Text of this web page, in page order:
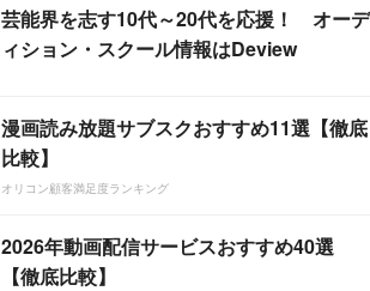
芸能界を志す10代～20代を応援！ オーデ
ィション・スクール情報はDeview
漫画読み放題サブスクおすすめ11選【徹底
比較】
オリコン顧客満足度ランキング
2026年動画配信サービスおすすめ40選
【徹底比較】